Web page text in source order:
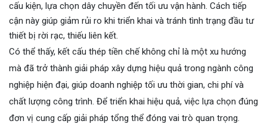
cấu kiện, lựa chọn dây chuyền đến tối ưu vận hành. Cách tiếp
cận này giúp giảm rủi ro khi triển khai và tránh tình trạng đầu tư
thiết bị rời rạc, thiếu liên kết.
Có thể thấy, kết cấu thép tiền chế không chỉ là một xu hướng
mà đã trở thành giải pháp xây dựng hiệu quả trong ngành công
nghiệp hiện đại, giúp doanh nghiệp tối ưu thời gian, chi phí và
chất lượng công trình. Để triển khai hiệu quả, việc lựa chọn đúng
đơn vị cung cấp giải pháp tổng thể đóng vai trò quan trọng.